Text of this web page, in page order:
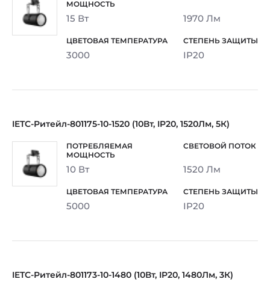
15 Вт 1970 Лм
3000 IP20
IETC-Ритейл-801175-10-1520 (10Вт, IP20, 1520Лм, 5К)
10 Вт 1520 Лм
5000 IP20
IETC-Ритейл-801173-10-1480 (10Вт, IP20, 1480Лм, 3К)